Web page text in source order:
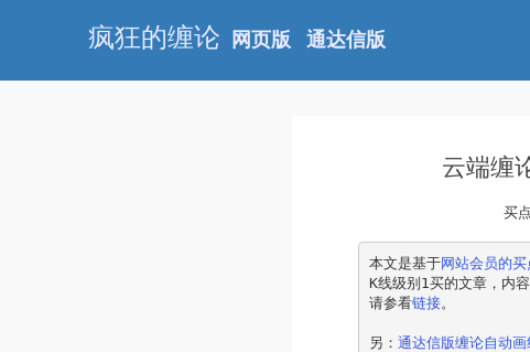
疯狂的缠论 网页版 通达信版
云端缠
买
本文是基于网站会员的买
K线级别1买的文章，内
请参看链接。
另：通达信版缠论自动